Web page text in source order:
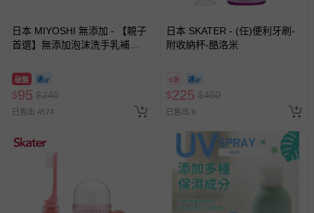
日本 MIYOSHI 無添加 - 【親子
首選】無添加泡沫洗手乳補充
破盤
$95 $240
已售出 4574
日本 SKATER - (任)便利牙刷-
附收納杯-酷洛米
5折
$225 $450
已售出 9